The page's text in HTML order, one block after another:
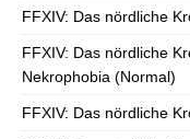
FFXIV: Das nördliche
FFXIV: Das nördliche
Nekrophobia (Normal)
FFXIV: Das nördliche